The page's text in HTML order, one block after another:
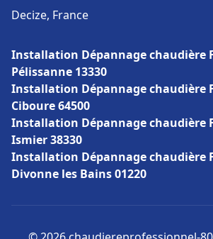
Decize, France
Installation Dépannage chaudière
Pélissanne 13330
Installation Dépannage chaudière
Ciboure 64500
Installation Dépannage chaudière
Ismier 38330
Installation Dépannage chaudière
Divonne les Bains 01220